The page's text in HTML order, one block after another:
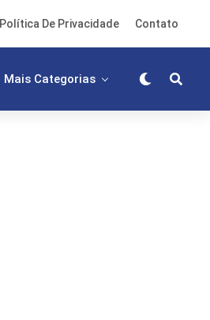
Política De Privacidade Contato
Mais Categorias